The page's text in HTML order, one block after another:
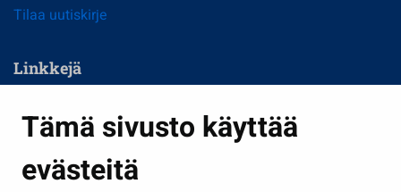
Tämä sivusto käyttää
evästeitä
Tilaa uutiskirje
Linkkejä
Kasvatus ja opetus
Kulttuuri ja liikunta